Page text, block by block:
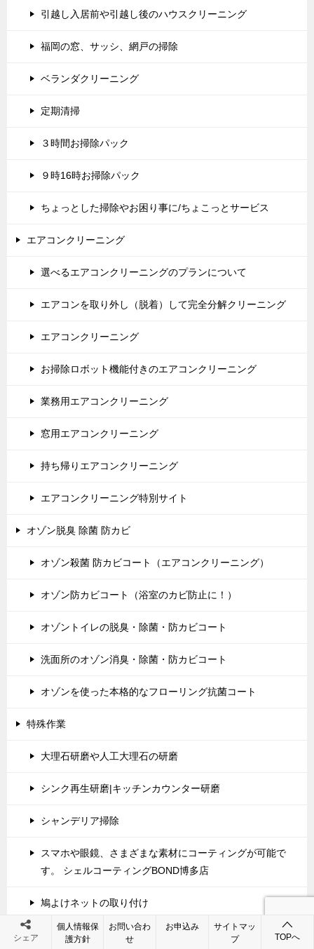
引越し入居前や引越し後のハウスクリーニング
福岡の窓、サッシ、網戸の掃除
ベランダクリーニング
定期清掃
３時間お掃除パック
９時16時お掃除パック
ちょっとした掃除やお困り事に/ちょこっとサービス
エアコンクリーニング
選べるエアコンクリーニングのプランについて
エアコンを取り外し（脱着）して完全分解クリーニング
エアコンクリーニング
お掃除ロボット機能付きのエアコンクリーニング
業務用エアコンクリーニング
窓用エアコンクリーニング
持ち帰りエアコンクリーニング
エアコンクリーニング特別サイト
オゾン脱臭 除菌 防カビ
オゾン殺菌 防カビコート（エアコンクリーニング）
オゾン防カビコート（浴室のカビ防止に！）
オゾントイレの脱臭・除菌・防カビコート
洗面所のオゾン消臭・除菌・防カビコート
オゾンを使った本格的なフローリング抗菌コート
特殊作業
大理石研磨や人工大理石の研磨
シンク再生研磨|キッチンカウンター研磨
シャンデリア掃除
スマホや眼鏡、さまざまな素材にコーティングが可能で
す。 シェルコーティングBOND博多店
鳩よけネットの取り付け
網戸の張替え
シェア
個人情報保
護方針
お問い合わ
せ
お申込み
サイトマッ
プ
TOPへ